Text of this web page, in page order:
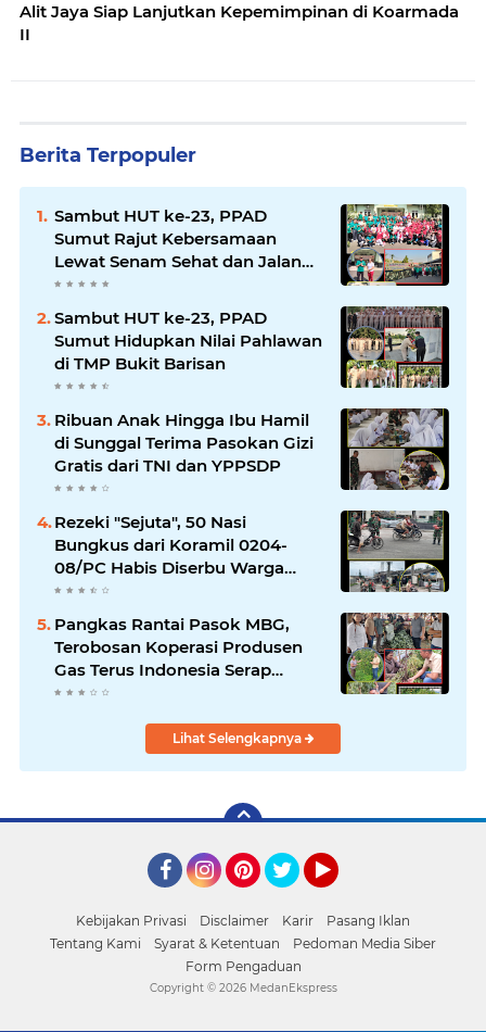
Alit Jaya Siap Lanjutkan Kepemimpinan di Koarmada
II
Berita Terpopuler
Sambut HUT ke-23, PPAD
Sumut Rajut Kebersamaan
Lewat Senam Sehat dan Jalan
Santai di Mako Bekangdam I/BB
Sambut HUT ke-23, PPAD
Sumut Hidupkan Nilai Pahlawan
di TMP Bukit Barisan
Ribuan Anak Hingga Ibu Hamil
di Sunggal Terima Pasokan Gizi
Gratis dari TNI dan YPPSDP
Rezeki "Sejuta", 50 Nasi
Bungkus dari Koramil 0204-
08/PC Habis Diserbu Warga
Pantai Cermin
Pangkas Rantai Pasok MBG,
Terobosan Koperasi Produsen
Gas Terus Indonesia Serap
Panen Petani
Lihat Selengkapnya
Kebijakan Privasi Disclaimer Karir
Pasang Iklan
Tentang Kami
Syarat & Ketentuan
Pedoman Media Siber
Form Pengaduan
Copyright © 2026 MedanEkspress